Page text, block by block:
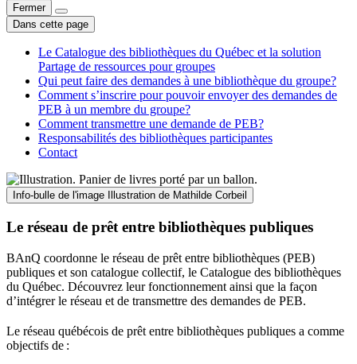
Fermer
Dans cette page
Le Catalogue des bibliothèques du Québec et la solution
Partage de ressources pour groupes
Qui peut faire des demandes à une bibliothèque du groupe?
Comment s’inscrire pour pouvoir envoyer des demandes de
PEB à un membre du groupe?
Comment transmettre une demande de PEB?
Responsabilités des bibliothèques participantes
Contact
Info-bulle de l'image Illustration de Mathilde Corbeil
Le réseau de prêt entre bibliothèques publiques
BAnQ coordonne le réseau de prêt entre bibliothèques (PEB)
publiques et son catalogue collectif, le Catalogue des bibliothèques
du Québec. Découvrez leur fonctionnement ainsi que la façon
d’intégrer le réseau et de transmettre des demandes de PEB.
Le réseau québécois de prêt entre bibliothèques publiques a comme
objectifs de :